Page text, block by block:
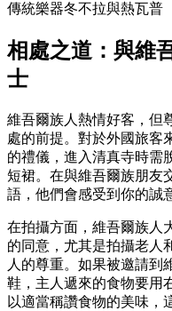
傳統樂器冬不拉與熱瓦普
相處之道：與維
士
維吾爾族人熱情好客，但
處的前提。對於外國旅客
的禮儀，進入清真寺時需
短裙。在與維吾爾族朋友
語，他們會感受到你的誠
在拍攝方面，維吾爾族人
的同意，尤其是拍攝老人
人的尊重。如果被邀請到
鞋，主人遞來的食物要用
以適當稱讚食物的美味，